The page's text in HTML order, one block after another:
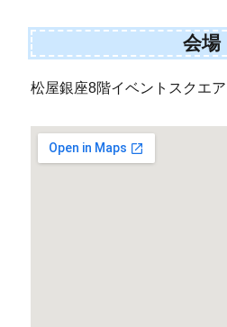
会場
松屋銀座8階イベントスクエア